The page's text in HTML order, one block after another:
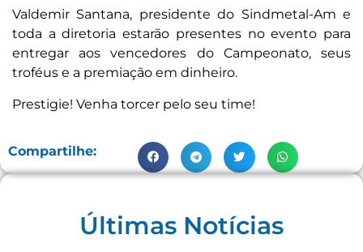
Valdemir Santana, presidente do Sindmetal-Am e
toda a diretoria estarão presentes no evento para
entregar aos vencedores do Campeonato, seus
troféus e a premiação em dinheiro.
Prestigie! Venha torcer pelo seu time!
Compartilhe:
Últimas Notícias